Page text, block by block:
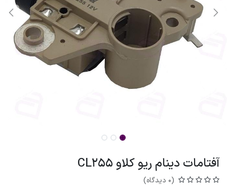
آفتامات دینام ریو کلاو CL255
(0 دیدگاه)